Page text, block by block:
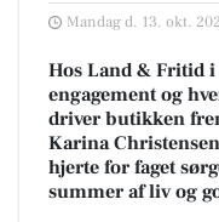
Mandag d. 13. okt.
Hos Land & Fritid
engagement og
driver butikken
Karina
hjerte for faget
summer af liv og